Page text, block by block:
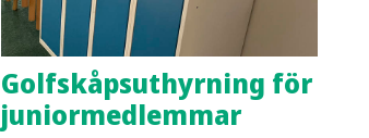
Golfskåpsuthyrning för
juniormedlemmar